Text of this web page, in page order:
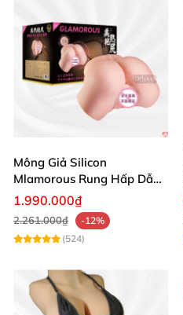
Mông Giả Silicon
Mlamorous Rung Hấp Dẫn
Tăng Khoái Cảm Mạnh
1.990.000₫
2.261.000₫
-12%
(524)